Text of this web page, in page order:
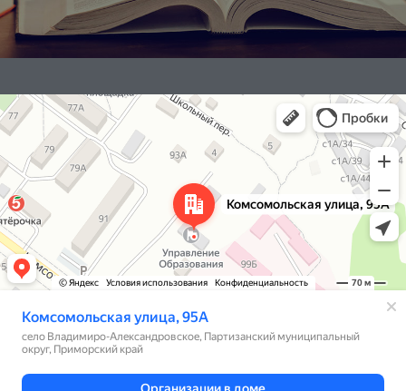
Яндекс Карты
Комсомольская улица, 95А — Яндекс Карты